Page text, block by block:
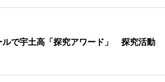
ルで宇土高「探究アワード」 探究活動